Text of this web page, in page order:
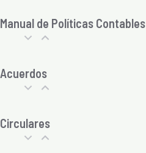
Manual de Políticas Contables
Acuerdos
Circulares